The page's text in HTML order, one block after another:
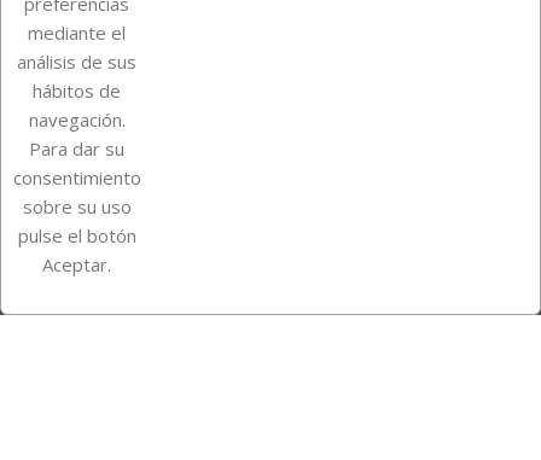
Su cuenta
Información de la tienda
InstagramTikTok
mediante el
análisis de sus
hábitos de
navegación.
Para dar su
consentimiento
sobre su uso
pulse el botón
Aceptar.